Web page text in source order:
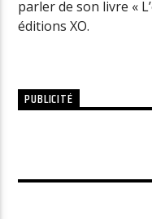
parler de son livre «
éditions XO.
PUBLICITÉ